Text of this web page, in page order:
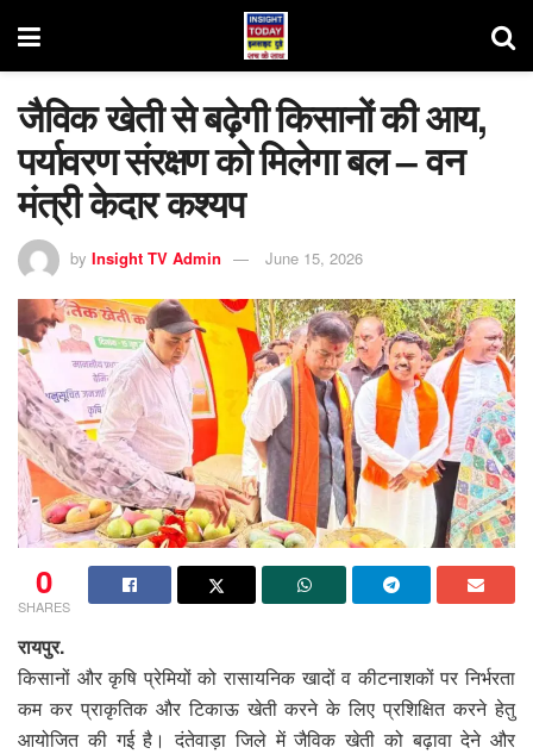
जैविक खेती से बढ़ेगी किसानों की आय,
पर्यावरण संरक्षण को मिलेगा बल – वन
मंत्री केदार कश्यप
by Insight TV Admin June 15, 2026
0
SHARES
रायपुर.
किसानों और कृषि प्रेमियों को रासायनिक खादों व कीटनाशकों पर निर्भरता
कम कर प्राकृतिक और टिकाऊ खेती करने के लिए प्रशिक्षित करने हेतु
आयोजित की गई है। दंतेवाड़ा जिले में जैविक खेती को बढ़ावा देने और